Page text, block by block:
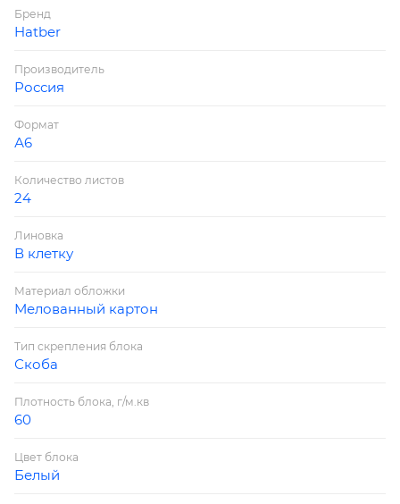
Бренд
Hatber
Производитель
Россия
Формат
А6
Количество листов
24
Линовка
В клетку
Материал обложки
Мелованный картон
Тип скрепления блока
Скоба
Плотность блока, г/м.кв
60
Цвет блока
Белый